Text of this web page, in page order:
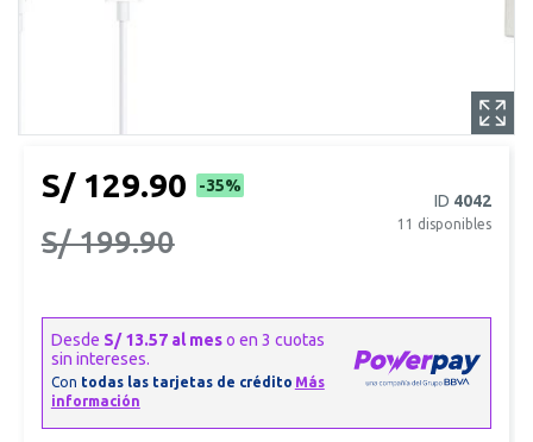
S/ 129.90 -35%
S/ 199.90
ID 4042
11 disponibles